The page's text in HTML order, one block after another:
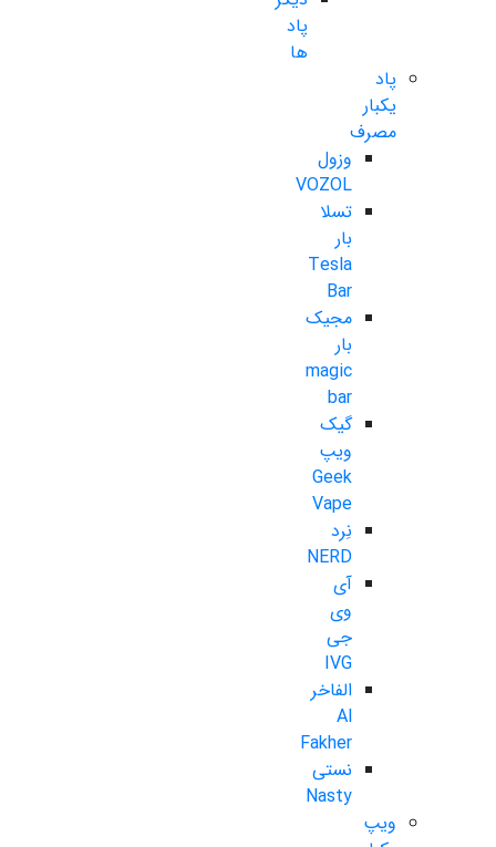
پاد
ها
پاد
یکبار
مصرف
وزول
VOZOL
تسلا
بار
Tesla
Bar
مجیک
بار
magic
bar
گیک
ویپ
Geek
Vape
نِرد
NERD
آی
وی
جی
IVG
الفاخر
Al
Fakher
نستی
Nasty
ویپ